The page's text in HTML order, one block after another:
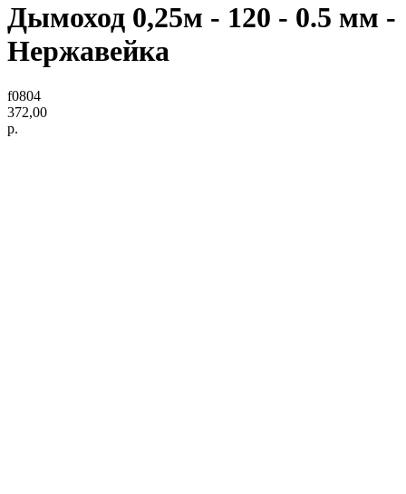
Дымоход 0,25м - 120 - 0.5 мм -
Нержавейка
f0804
372,00
р.